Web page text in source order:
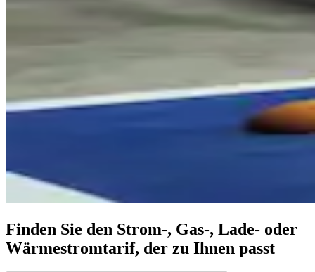
Finden Sie den Strom-, Gas-, Lade- oder
Wärmestrom­tarif, der zu Ihnen passt